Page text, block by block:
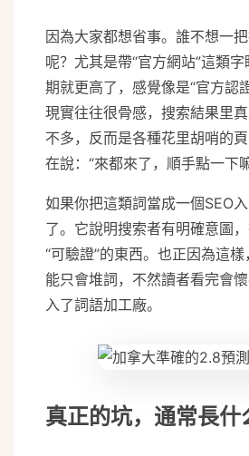
因為大家都想省事。誰不想一
呢？尤其是帶“官方網站”這類
期就更高了，感覺像是“官方認
現實往往很骨感，搜索結果里
不多，反而是各種花里胡哨的
在說：“來都來了，順手點一下
如果你把這類詞當成一個SEO
了。它說明搜索者有明確意圖，
“可驗證”的東西。也正因為這
能只會堆詞，不然讀者看完會
入了詞語加工廠。
真正的坑，通常長什